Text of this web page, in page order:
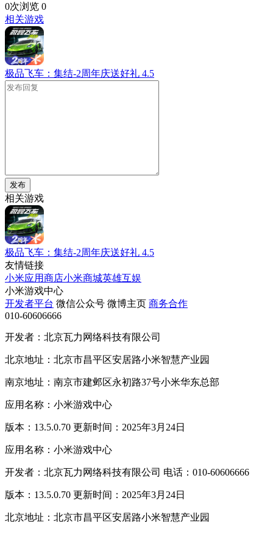
0次浏览 0
相关游戏
极品飞车：集结-2周年庆送好礼 4.5
发布
相关游戏
极品飞车：集结-2周年庆送好礼 4.5
友情链接
小米应用商店小米商城英雄互娱
小米游戏中心
开发者平台 微信公众号 微博主页 商务合作
010-60606666
开发者：北京瓦力网络科技有限公司
北京地址：北京市昌平区安居路小米智慧产业园
南京地址：南京市建邺区永初路37号小米华东总部
应用名称：小米游戏中心
版本：13.5.0.70 更新时间：2025年3月24日
应用名称：小米游戏中心
开发者：北京瓦力网络科技有限公司 电话：010-60606666
版本：13.5.0.70 更新时间：2025年3月24日
北京地址：北京市昌平区安居路小米智慧产业园